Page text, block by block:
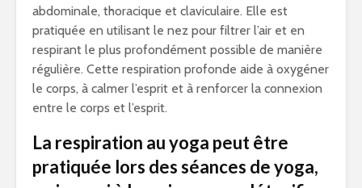
abdominale, thoracique et claviculaire. Elle est
pratiquée en utilisant le nez pour filtrer l’air et en
respirant le plus profondément possible de manière
régulière. Cette respiration profonde aide à oxygéner
le corps, à calmer l’esprit et à renforcer la connexion
entre le corps et l’esprit.
La respiration au yoga peut être
pratiquée lors des séances de yoga,